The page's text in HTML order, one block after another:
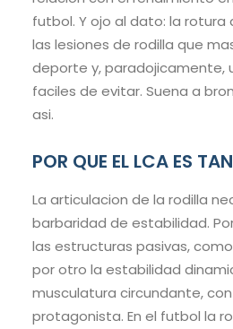
futbol. Y ojo al dato: la rotura
las lesiones de rodilla que
deporte y, paradojicamente,
faciles de evitar. Suena a
asi.
POR QUE EL LCA ES
La articulacion de la rodilla
barbaridad de estabilidad.
las estructuras pasivas,
por otro la estabilidad
musculatura circundante,
protagonista. En el futbol la